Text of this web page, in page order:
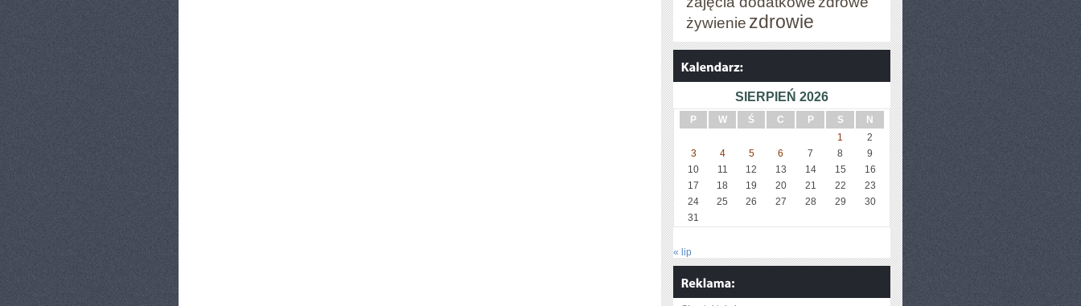
żywienie zdrowie
SIERPIEŃ 2026
P W Ś C P S
N
1
2
3
4 5 6 7 8
9
10
11 12 13 14 15
16
17
18 19 20 21 22
23
24
25 26 27 28 29
30
31
« lip